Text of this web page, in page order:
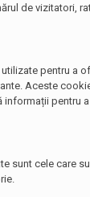
de vizitatori,
pentru a
Aceste
pentru
sunt cele care